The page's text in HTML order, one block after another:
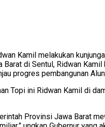
Kamil melakukan
di Sentul, Ridwan
progres pembangunan
Topi ini Ridwan Kamil di
Provinsi Jawa Barat